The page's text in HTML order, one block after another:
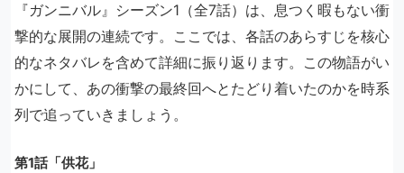
『ガンニバル』シーズン1（全7話）は、息つく暇もない衝
撃的な展開の連続です。ここでは、各話のあらすじを核心
的なネタバレを含めて詳細に振り返ります。この物語がい
かにして、あの衝撃の最終回へとたどり着いたのかを時系
列で追っていきましょう。
第1話「供花」